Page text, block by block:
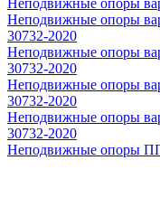
Неподвижные опоры
Неподвижные опоры
30732-2020
Неподвижные опоры
30732-2020
Неподвижные опоры
30732-2020
Неподвижные опоры
30732-2020
Неподвижные опоры